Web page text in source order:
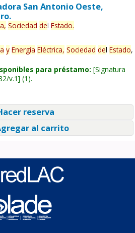
San Antonio Oeste,
Sociedad del Estado.
y Energía Eléctrica, Sociedad del Estado,
para préstamo: Signatura
v.1 (1).
reserva
al carrito